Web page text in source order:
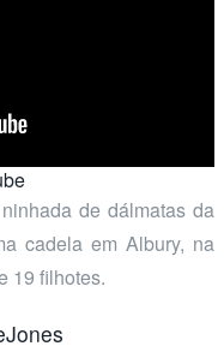
de dálmatas da
cadela em Albury, na
19 filhotes.